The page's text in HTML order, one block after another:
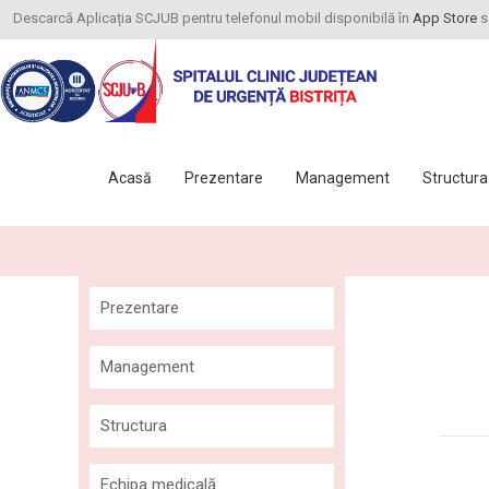
Descarcă Aplicația SCJUB pentru telefonul mobil disponibilă în App Store
Acasă Prezentare Management Structura
Prezentare
Misiune și viziune
Agenda conducerii
Management
Consiliul de Administrație
Structura
Ambulatoriul Integrat al
Echipa medicală